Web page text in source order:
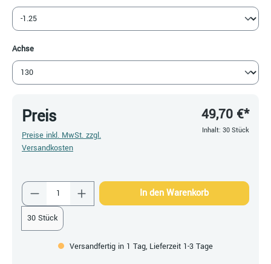
Achseauswählen
Preis
Preise inkl. MwSt. zzgl.
Versandkosten
49,70 €*
Inhalt: 30 Stück
Produkt Anzahl: Gib den gewünschten Wert
30 Stück
In den Warenkorb
Versandfertig in 1 Tag, Lieferzeit 1-3 Tage